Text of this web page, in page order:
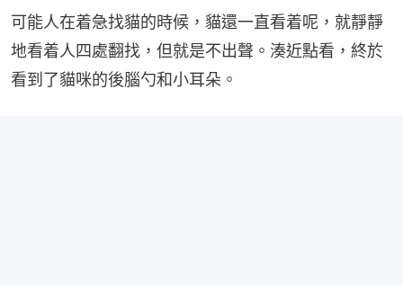
可能人在着急找貓的時候，貓還一直看着呢，就靜靜
地看着人四處翻找，但就是不出聲。湊近點看，終於
看到了貓咪的後腦勺和小耳朵。